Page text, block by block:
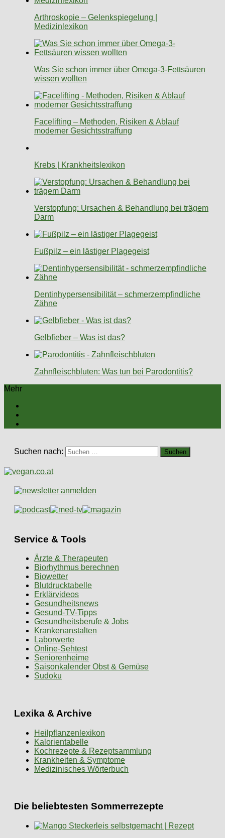
Arthroskopie – Gelenkspiegelung |
Medizinlexikon
Was Sie schon immer über Omega-3-Fettsäuren
wissen wollten
Facelifting – Methoden, Risiken & Ablauf
moderner Gesichtsstraffung
Krebs | Krankheitslexikon
Verstopfung: Ursachen & Behandlung bei trägem
Darm
Fußpilz – ein lästiger Plagegeist
Dentinhypersensibilität – schmerzempfindliche
Zähne
Gelbfieber – Was ist das?
Zahnfleischbluten: Was tun bei Parodontitis?
Mehr
Suchen nach:
Service & Tools
Ärzte & Therapeuten
Biorhythmus berechnen
Biowetter
Blutdrucktabelle
Erklärvideos
Gesundheitsnews
Gesund-TV-Tipps
Gesundheitsberufe & Jobs
Krankenanstalten
Laborwerte
Online-Sehtest
Seniorenheime
Saisonkalender Obst & Gemüse
Sudoku
Lexika & Archive
Heilpflanzenlexikon
Kalorientabelle
Kochrezepte & Rezeptsammlung
Krankheiten & Symptome
Medizinisches Wörterbuch
Die beliebtesten Sommerrezepte